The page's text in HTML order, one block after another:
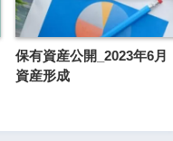
保有資産公開_2023年6月
資産形成